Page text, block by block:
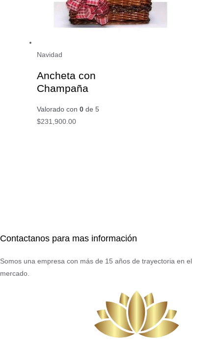
Navidad
Ancheta con
Champaña
Valorado con 0de 5
$231,900.00
Contactanos para mas información
Somos una empresa con más de 15 años de trayectoria en el
mercado.